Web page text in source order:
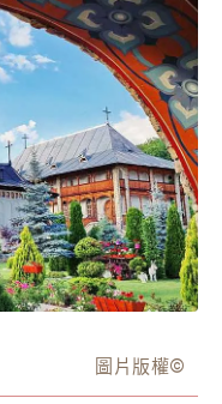
圖片版權©️